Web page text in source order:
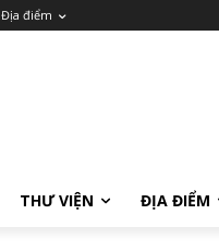
Địa điểm
THƯ VIỆN ĐỊA ĐIỂM